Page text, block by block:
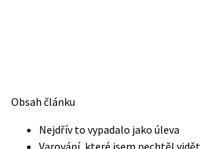
Obsah článku
Nejdřív to vypadalo jako úleva
Varování, které jsem nechtěl vidět